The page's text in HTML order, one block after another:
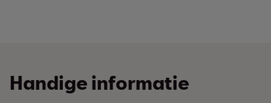
Handige informatie